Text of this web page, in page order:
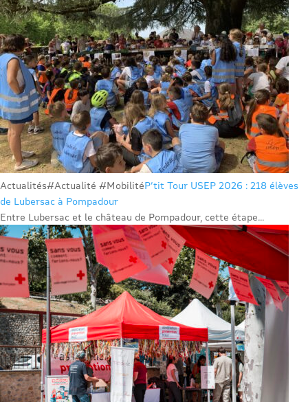
Actualités#Actualité #MobilitéP’tit Tour USEP 2026 : 218 élèves
de Lubersac à Pompadour
Entre Lubersac et le château de Pompadour, cette étape...